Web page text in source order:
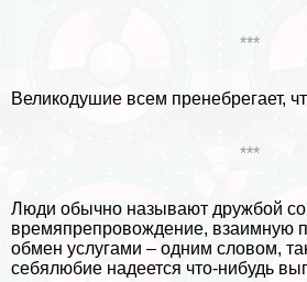
***
Великодушие всем пренебрегает,
***
Люди обычно называют дружбой
времяпрепровождение, взаимную
обмен услугами – одним словом,
себялюбие надеется что-нибудь